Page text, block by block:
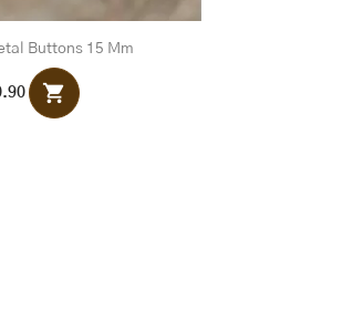
Buttons 15 Mm
shopping_cart